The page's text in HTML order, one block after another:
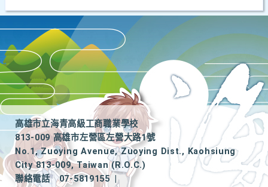
高雄市立海青高級工商職業學校
813-009 高雄市左營區左營大路1號
No.1, Zuoying Avenue, Zuoying Dist., Kaohsiung
City 813-009, Taiwan (R.O.C.)
聯絡電話
07-5819155
|